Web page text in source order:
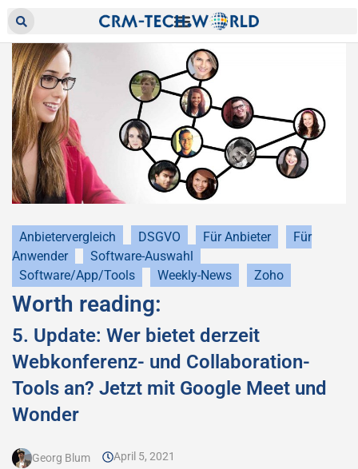
Anbietervergleich DSGVO Für Anbieter
Für
Anwender
Software-Auswahl
Software/App/Tools
Weekly-News Zoho
Worth reading:
5. Update: Wer bietet derzeit
Webkonferenz- und Collaboration-
Tools an? Jetzt mit Google Meet und
Wonder
Georg Blum April 5, 2021